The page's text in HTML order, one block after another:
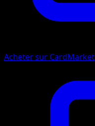
Acheter sur CardMarket